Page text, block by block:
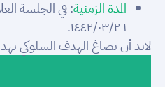
المدة الزمنية: في الجلسة
١٤٤٢/٠٣/٢٦.
لابد أن يصاغ الهدف السلوكي